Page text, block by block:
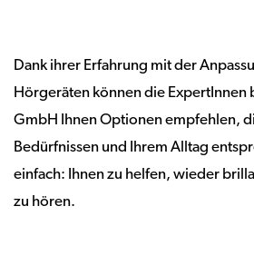
Dank ihrer Erfahrung mit der
Hörgeräten können die ExpertInnen
GmbH Ihnen Optionen empfehlen,
Bedürfnissen und Ihrem Alltag
einfach: Ihnen zu helfen, wieder
zu hören.